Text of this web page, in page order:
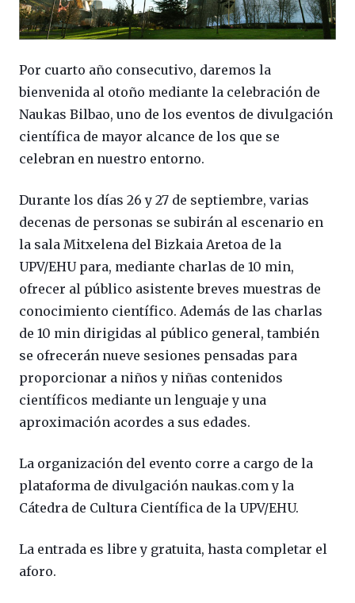
Por cuarto año consecutivo, daremos la
bienvenida al otoño mediante la celebración de
Naukas Bilbao, uno de los eventos de divulgación
científica de mayor alcance de los que se
celebran en nuestro entorno.
Durante los días 26 y 27 de septiembre, varias
decenas de personas se subirán al escenario en
la sala Mitxelena del Bizkaia Aretoa de la
UPV/EHU para, mediante charlas de 10 min,
ofrecer al público asistente breves muestras de
conocimiento científico. Además de las charlas
de 10 min dirigidas al público general, también
se ofrecerán nueve sesiones pensadas para
proporcionar a niños y niñas contenidos
científicos mediante un lenguaje y una
aproximación acordes a sus edades.
La organización del evento corre a cargo de la
plataforma de divulgación naukas.com y la
Cátedra de Cultura Científica de la UPV/EHU.
La entrada es libre y gratuita, hasta completar el
aforo.